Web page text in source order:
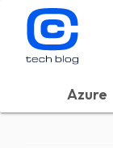
Azure